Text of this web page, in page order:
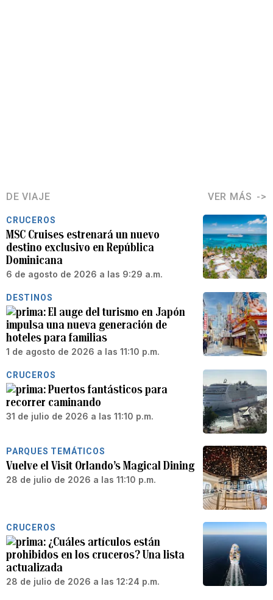
DE VIAJE VER MÁS
CRUCEROS
MSC Cruises estrenará un nuevo
destino exclusivo en República
Dominicana
6 de agosto de 2026 a las 9:29 a.m.
DESTINOS
El auge del turismo en Japón
impulsa una nueva generación de
hoteles para familias
1 de agosto de 2026 a las 11:10 p.m.
CRUCEROS
Puertos fantásticos para
recorrer caminando
31 de julio de 2026 a las 11:10 p.m.
PARQUES TEMÁTICOS
Vuelve el Visit Orlando’s Magical Dining
28 de julio de 2026 a las 11:10 p.m.
CRUCEROS
¿Cuáles artículos están
prohibidos en los cruceros? Una lista
actualizada
28 de julio de 2026 a las 12:24 p.m.